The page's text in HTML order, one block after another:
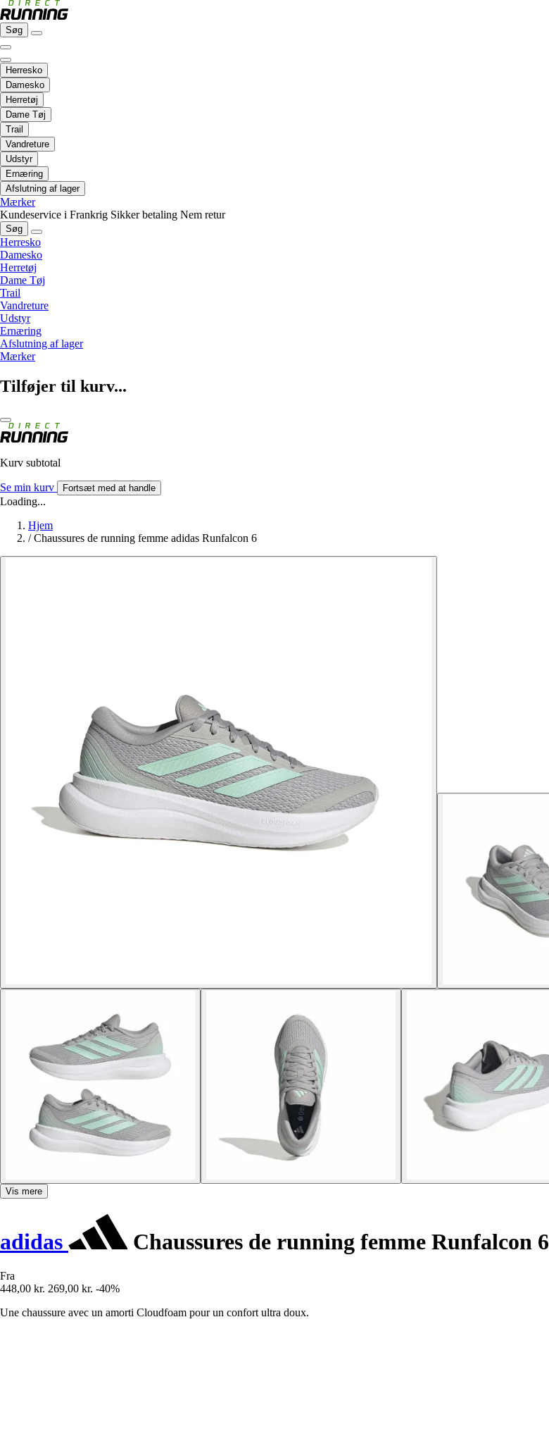
Søg
Herresko
Damesko
Herretøj
Dame Tøj
Trail
Vandreture
Udstyr
Ernæring
Afslutning af lager
Mærker
Kundeservice i Frankrig Sikker betaling Nem retur
Søg
Herresko
Damesko
Herretøj
Dame Tøj
Trail
Vandreture
Udstyr
Ernæring
Afslutning af lager
Mærker
Tilføjer til kurv...
Kurv subtotal
Se min kurv Fortsæt med at handle
Loading...
Hjem
/ Chaussures de running femme adidas Runfalcon 6
Vis mere
adidas Chaussures de running femme Runfalcon 6
Fra
448,00 kr. 269,00 kr. -40%
Une chaussure avec un amorti Cloudfoam pour un confort ultra doux.